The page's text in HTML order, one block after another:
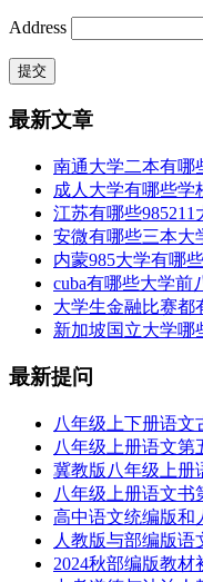
Address
最新文章
南通大学二本有哪
成人大学有哪些学
江苏有哪些
安微有哪些三本大
内蒙985大学有哪
cuba有哪些大学前
大学生金融比赛都
新加坡国立大学哪
最新提问
八年级上下册语文
八年级上册语文第
冀教版八年级上册
八年级上册语文书
高中语文统编版和
人教版与部编版语
2024秋部编版教材